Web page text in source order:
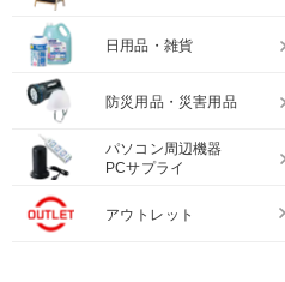
日用品・雑貨
防災用品・災害用品
パソコン周辺機器
PCサプライ
アウトレット